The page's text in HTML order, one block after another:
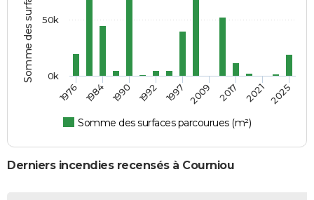
Somme des surfaces parcourues (m²)
1976 1984 1990 1992 1997 2009 2017 2021 2025
0k
50k
Derniers incendies recensés à Courniou